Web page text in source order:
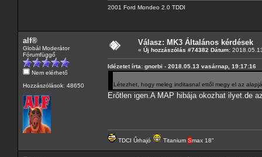
2001 Ford Mondeo 2.0 TDDI
alf®
Globál Moderátor
Fórumfüggő
Nem elérhető
Hozzászólások: 48650
Válasz: MK3 Általános kérdések
« Új hozzászólás #74382 Dátum:
Idézetet írta: gnorbi - 2018.05.13 vasárnap, 19:17:16
Létezhet, hogy meleg inditasnal ettől megy el az
Erőtlen igen.A MAP hibája okozhat ilyet.de
TDCI Űrhajó Titanium Smax 18"